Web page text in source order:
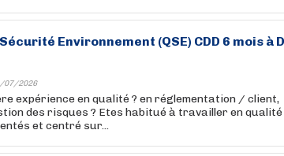
Environnement (QSE) CDD 6 mois à
07/2026
expérience en qualité ? en réglementation / client,
des risques ? Etes habitué à travailler en qualité
et centré sur...